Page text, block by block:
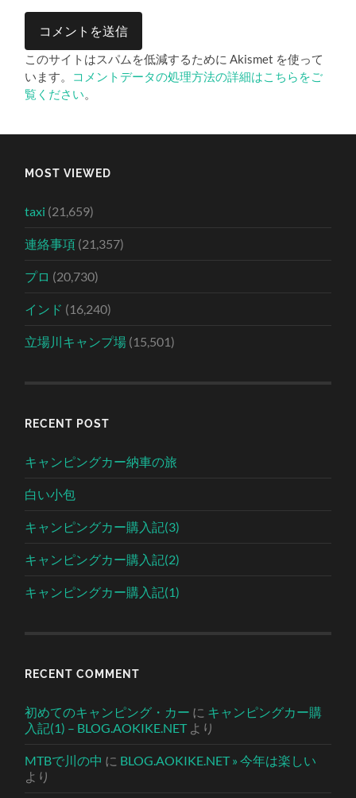
このサイトはスパムを低減するために Akismet を使って
います。 コメントデータの処理方法の詳細はこちらをご
覧ください。
MOST VIEWED
taxi (21,659)
連絡事項 (21,357)
プロ (20,730)
インド (16,240)
立場川キャンプ場 (15,501)
RECENT POST
キャンピングカー納車の旅
白い小包
キャンピングカー購入記(3)
キャンピングカー購入記(2)
キャンピングカー購入記(1)
RECENT COMMENT
初めてのキャンピング・カー に キャンピングカー購
入記(1) – BLOG.AOKIKE.NETより
MTBで川の中 に BLOG.AOKIKE.NET » 今年は楽しい
より